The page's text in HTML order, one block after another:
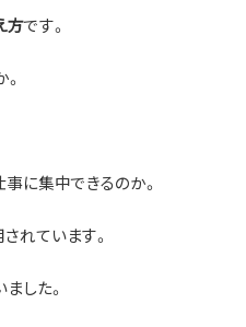
方です。
に集中できるのか。
れています。
した。